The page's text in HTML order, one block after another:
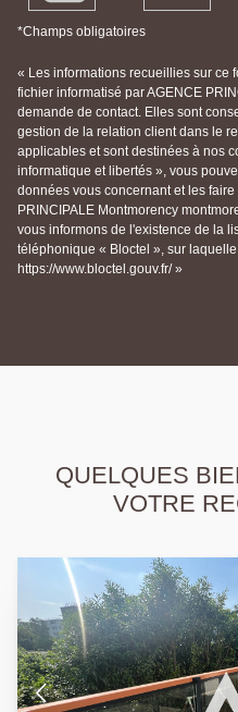
*Champs obligatoires
« Les informations recueillies sur ce
fichier informatisé par AGENCE
demande de contact. Elles sont
gestion de la relation client dans le
applicables et sont destinées à nos
informatique et libertés », vous
données vous concernant et les
PRINCIPALE Montmorency
vous informons de l'existence de la
téléphonique « Bloctel », sur
https://www.bloctel.gouv.fr/ »
QUELQUES
VOTRE